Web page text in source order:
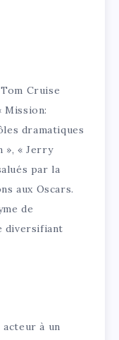
Cruise
Mission:
dramatiques
», « Jerry
par la
aux Oscars.
de
diversifiant
acteur à un